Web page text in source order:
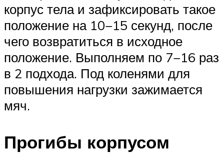
корпус тела и зафиксировать такое
положение на 10−15 секунд, после
чего возвратиться в исходное
положение. Выполняем по 7−16 раз
в 2 подхода. Под коленями для
повышения нагрузки зажимается
мяч.
Прогибы корпусом